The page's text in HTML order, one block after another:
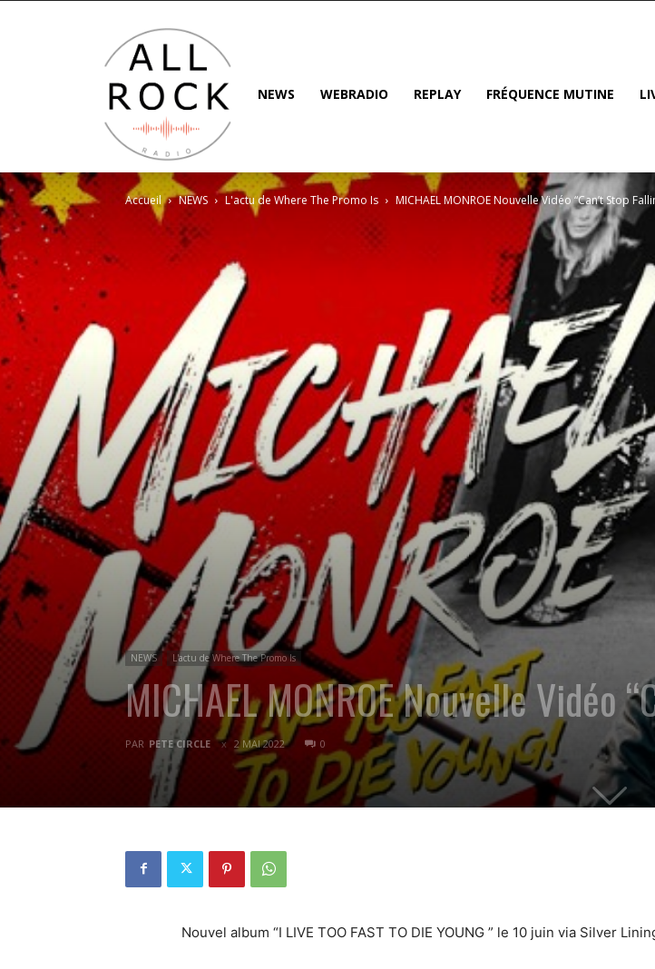
NEWS WEBRADIO REPLAY FRÉQUENCE MUTINE
Accueil NEWS L'actu de Where The Promo Is MICHAEL MONROE Nouvelle Vidéo “Can’t Stop
NEWS L'actu de Where The Promo Is
MICHAEL MONROE Nouvelle Vidéo
PAR PETE CIRCLE 2 MAI 2022 0
Nouvel album “I LIVE TOO FAST TO DIE YOUNG ” le 10 juin via Silver